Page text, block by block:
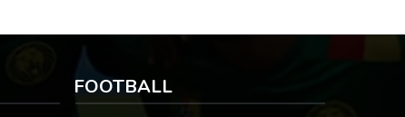
FOOTBALL